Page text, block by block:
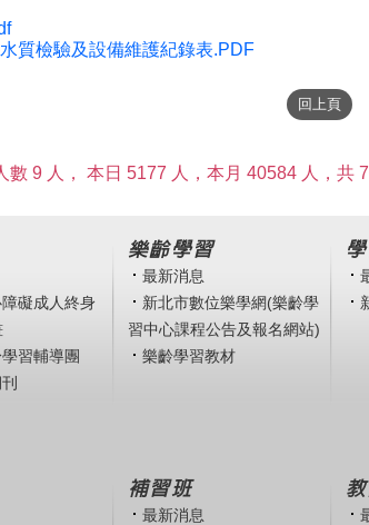
質檢驗及設備維護紀錄表.PDF
數 9 人， 本日 5177 人，本月 40584 人，共
礙成人終身
習輔導團
樂齡學習
最新消息
新北市數位樂學網(樂齡學
習中心課程公告及報名網站)
樂齡學習教材
補習班
最新消息